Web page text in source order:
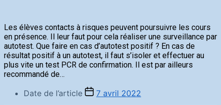
Les élèves contacts à risques peuvent poursuivre les cours
en présence. Il leur faut pour cela réaliser une surveillance par
autotest. Que faire en cas d’autotest positif ? En cas de
résultat positif à un autotest, il faut s’isoler et effectuer au
plus vite un test PCR de confirmation. Il est par ailleurs
recommandé de…
Date de l’article 7 avril 2022